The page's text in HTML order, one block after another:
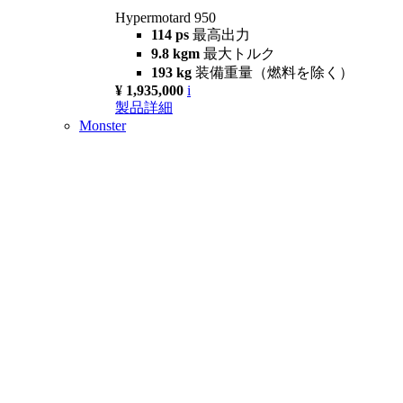
Hypermotard 950
114 ps 最高出力
9.8 kgm 最大トルク
193 kg 装備重量（燃料を除く）
¥ 1,935,000 i
製品詳細
Monster